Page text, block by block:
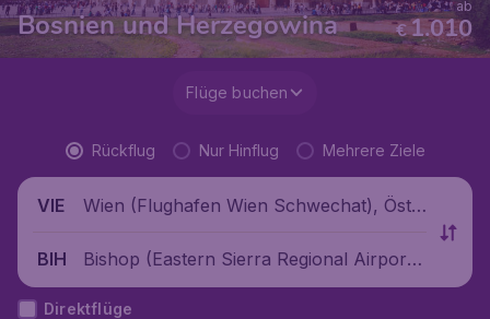
Bosnien und Herzegowina €1.010
ab
Flüge buchen
Rückflug Nur Hinflug Mehrere Ziele
VIE
Wien (Flughafen Wien Schwechat), Öste
BIH
Bishop (Eastern Sierra Regional Airport),
Vereinigte Staaten
Direktflüge